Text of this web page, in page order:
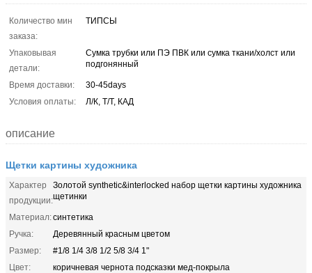
Количество мин
заказа:
ТИПСЫ
Упаковывая
детали:
Сумка трубки или ПЭ ПВК или сумка ткани/холст или
подгонянный
Время доставки:
30-45days
Условия оплаты:
Л/К, Т/Т, КАД
описание
Щетки картины художника
Характер
продукции:
Золотой synthetic&interlocked набор щетки картины художника
щетинки
Материал:синтетика
Ручка:
Деревянный красным цветом
Размер:
#1/8 1/4 3/8 1/2 5/8 3/4 1"
Цвет:
коричневая чернота подсказки мед-покрыла